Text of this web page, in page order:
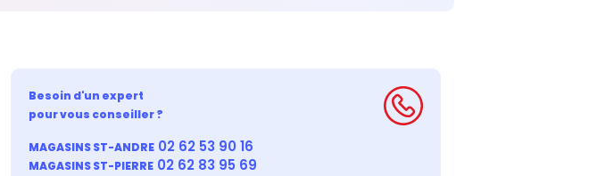
Besoin d'un expert
pour vous conseiller ?
MAGASINS ST-ANDRE 02 62 53 90 16
MAGASINS ST-PIERRE 02 62 83 95 69